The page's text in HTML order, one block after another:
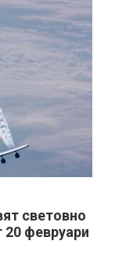
световно
20 февруари